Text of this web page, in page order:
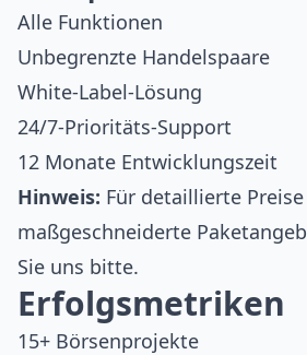
Alle Funktionen
Unbegrenzte Handelspaare
White-Label-Lösung
24/7-Prioritäts-Support
12 Monate Entwicklungszeit
Hinweis: Für detaillierte
maßgeschneiderte
Sie uns bitte.
Erfolgsmetriken
15+ Börsenprojekte